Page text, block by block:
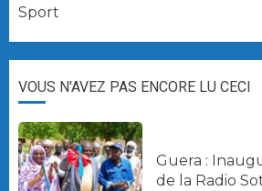
Sport
VOUS N'AVEZ PAS ENCORE LU CECI
Guera :
de la Radio